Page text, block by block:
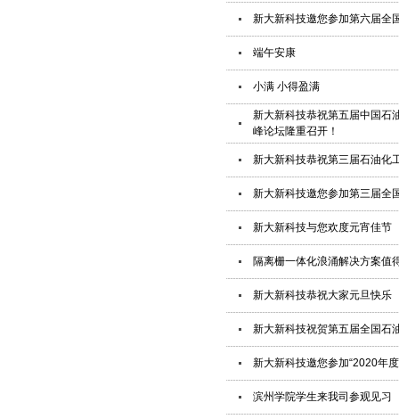
新大新科技邀您参加第六届全
端午安康
小满 小得盈满
新大新科技恭祝第五届中国石
峰论坛隆重召开！
新大新科技恭祝第三届石油化
新大新科技邀您参加第三届全
新大新科技与您欢度元宵佳节
隔离栅一体化浪涌解决方案值
新大新科技恭祝大家元旦快乐
新大新科技祝贺第五届全国石
新大新科技邀您参加“2020年
滨州学院学生来我司参观见习